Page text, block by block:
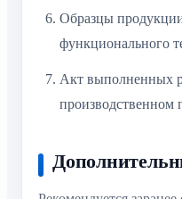
Образцы
функционального
Акт выполненных
производственном